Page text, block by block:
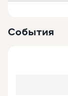
События